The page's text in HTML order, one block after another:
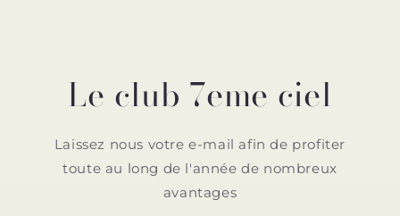
Le club 7eme ciel
Laissez nous votre e-mail afin de profiter
toute au long de l'année de nombreux
avantages